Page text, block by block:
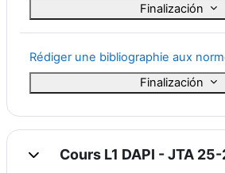
Finalización
Finalización
Rédiger une bibliographie aux
ColapsarCours L1 DAPI - JTA